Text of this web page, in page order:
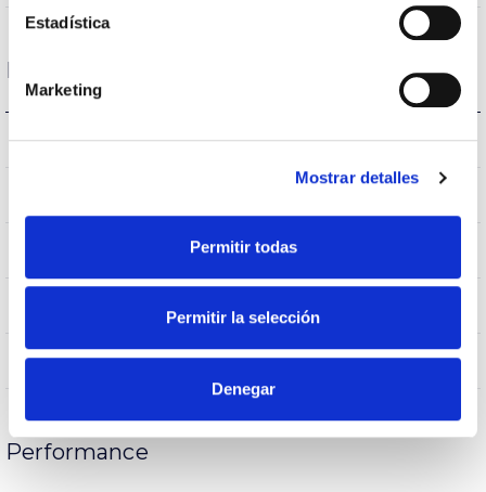
Estadística
Marketing
Mostrar detalles
Permitir todas
Permitir la selección
Denegar
Logement et finition
Réflecteur AL-BR
Indice d’étanchéité IP
Corps FE
Performance